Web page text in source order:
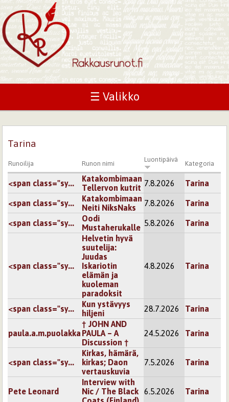
☰ Valikko
Tarina
Runoilija Runon nimi
Luontipäivä
Kategoria
<span class="sy...
Katakombimaan
Tellervon kutrit 7.8.2026 Tarina
<span class="sy...
Katakombimaan
Neiti NiksNaks
7.8.2026 Tarina
<span class="sy...
Oodi
Mustaherukalle 5.8.2026 Tarina
<span class="sy...
Helvetin hyvä
suutelija:
Juudas
Iskariotin
elämän ja
kuoleman
paradoksit
4.8.2026 Tarina
<span class="sy...
Kun ystävyys
hiljeni
28.7.2026 Tarina
paula.a.m.puolakka
† JOHN AND
PAULA – A
Discussion †
24.5.2026 Tarina
<span class="sy...
Kirkas, hämärä,
kirkas; Daon
vertauskuvia
7.5.2026 Tarina
Pete Leonard
Interview with
Nic / The Black
6.5.2026 Tarina